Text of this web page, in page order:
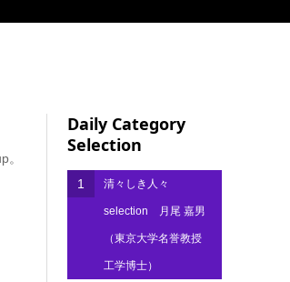
。
Daily Category
Selection
1 清々しき人々
selection 月尾 嘉男
（東京大学名誉教授
工学博士）